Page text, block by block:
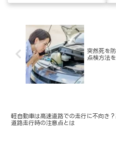
突然死を
点検方法
軽自動車は高速道路での走行に不向き
道路走行時の注意点とは